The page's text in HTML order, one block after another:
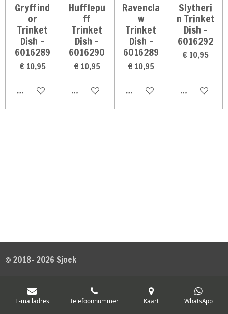
Gryffind
or
Trinket
Dish -
6016289
€ 10,95
In winkelwagen
Hufflepu
ff
Trinket
Dish -
6016290
€ 10,95
In winkelwagen
Ravencla
w
Trinket
Dish -
6016289
€ 10,95
In winkelwagen
Slytheri
n Trinket
Dish -
6016292
€ 10,95
In
© 2018- 2026 Sjoek
E-mailadres Telefoonnummer Kaart WhatsApp